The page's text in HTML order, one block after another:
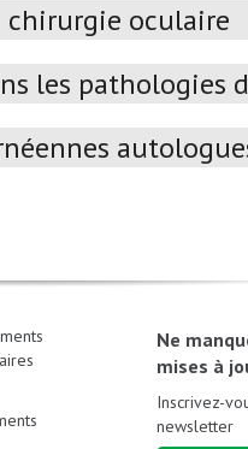
oculaire
les pathologies
Ne
mises à
Inscrivez-
newsletter